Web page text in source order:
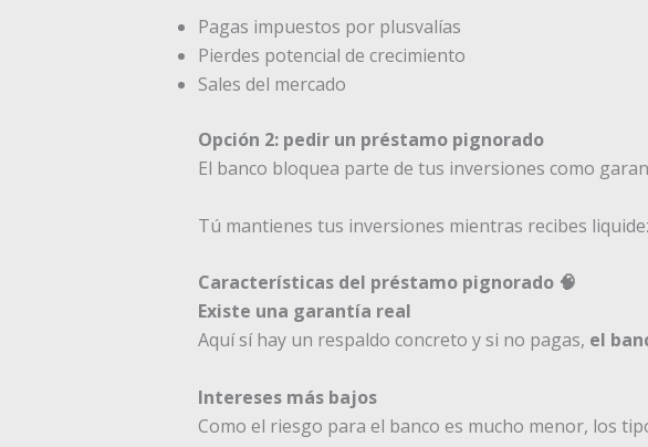
Pagas impuestos por plusvalías
Pierdes potencial de crecimiento
Sales del mercado
Opción 2: pedir un préstamo pignorado
El banco bloquea parte de tus inversiones como
Tú mantienes tus inversiones mientras recibes
Características del préstamo pignorado 🧠
Existe una garantía real
Aquí sí hay un respaldo concreto y si no pagas, el
Intereses más bajos
Como el riesgo para el banco es mucho menor, los